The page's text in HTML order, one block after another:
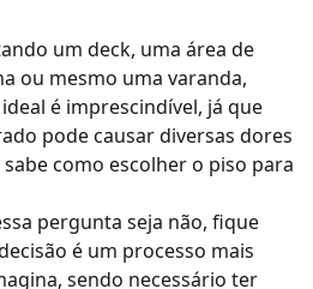
um deck, uma área de
ou mesmo uma varanda,
é imprescindível, já que
pode causar diversas dores
como escolher o piso para
pergunta seja não, fique
é um processo mais
sendo necessário ter